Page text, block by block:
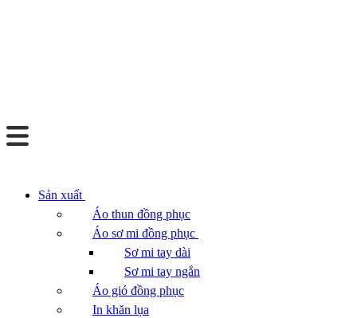
Sản xuất
Áo thun đồng phục
Áo sơ mi đồng phục
Sơ mi tay dài
Sơ mi tay ngắn
Áo gió đồng phục
In khăn lụa